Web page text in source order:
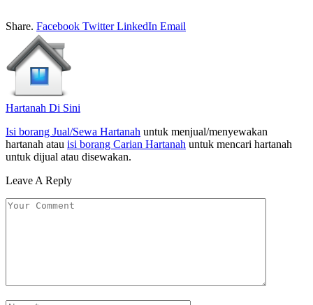
Share. Facebook Twitter LinkedIn Email
Hartanah Di Sini
Isi borang Jual/Sewa Hartanah untuk menjual/menyewakan
hartanah atau isi borang Carian Hartanah untuk mencari hartanah
untuk dijual atau disewakan.
Leave A Reply